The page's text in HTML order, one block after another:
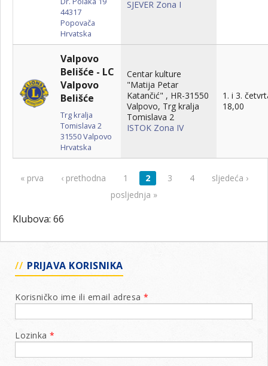
44317
Popovača
Hrvatska
SJEVER Zona I
Valpovo
Belišće - LC
Valpovo
Belišće
Trg kralja
Tomislava 2
31550Valpovo
Hrvatska
Centar kulture
"Matija Petar
Katančić" , HR-31550
Valpovo, Trg kralja
Tomislava 2
ISTOK Zona IV
1. i 3.
18,00
Stranice
« prva ‹ prethodna 1 2 3 4
sljedeća ›
posljednja »
Klubova: 66
PRIJAVA KORISNIKA
Korisničko ime ili email adresa *
Lozinka *